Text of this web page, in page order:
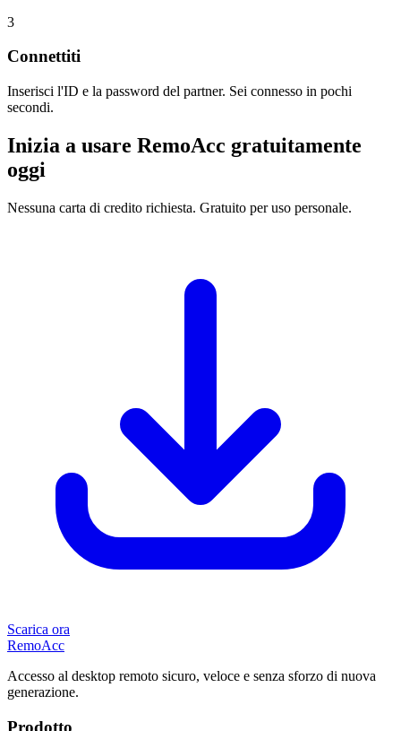
3
Connettiti
Inserisci l'ID e la password del partner. Sei connesso in pochi
secondi.
Inizia a usare RemoAcc gratuitamente
oggi
Nessuna carta di credito richiesta. Gratuito per uso personale.
Scarica ora
RemoAcc
Accesso al desktop remoto sicuro, veloce e senza sforzo di nuova
generazione.
Prodotto